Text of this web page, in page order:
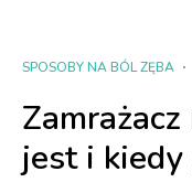
SPOSOBY NA BÓL ZĘBA
jest i kiedy